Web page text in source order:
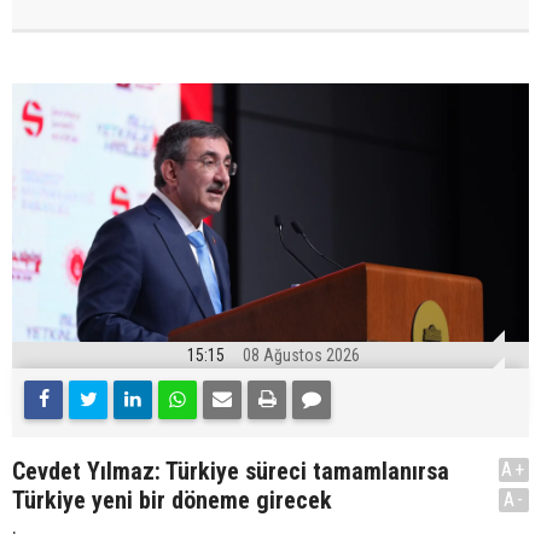
15:15 08 Ağustos 2026
Cevdet Yılmaz: Türkiye süreci tamamlanırsa
Türkiye yeni bir döneme girecek
.
A+
A-